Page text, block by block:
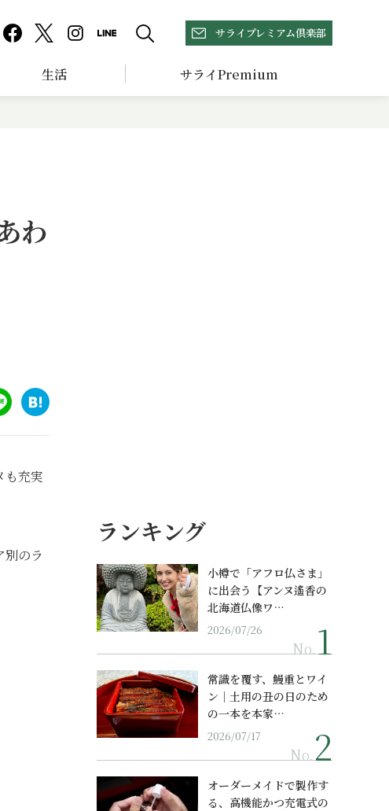
サライプレミアム倶楽部
生活 サライPremium
わ
も充実
のラ
ランキング
小樽で「アフロ仏さま」
に出会う【アンヌ遙香の
北海道仏像ワ…
2026/07/26
No.
常識を覆す、鰻重とワイ
ン｜土用の丑の日のため
の一本を本家…
2026/07/17
No.
オーダーメイドで製作す
る、高機能かつ充電式の